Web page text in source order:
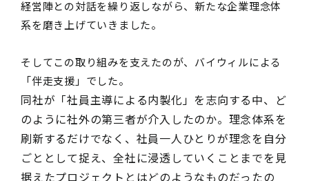
経営陣との対話を繰り返しながら、新たな企業理念体
系を磨き上げていきました。
そしてこの取り組みを支えたのが、バイウィルによる
「伴走支援」でした。
同社が「社員主導による内製化」を志向する中、ど
のように社外の第三者が介入したのか。理念体系を
刷新するだけでなく、社員一人ひとりが理念を自分
ごととして捉え、全社に浸透していくことまでを見
据えたプロジェクトとはどのようなものだったの